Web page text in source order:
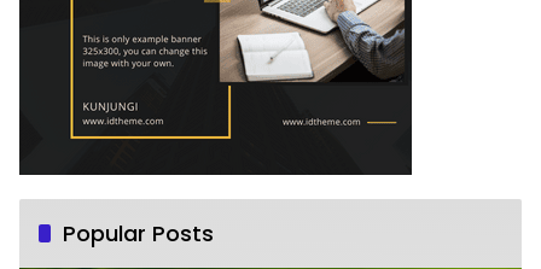
Popular Posts